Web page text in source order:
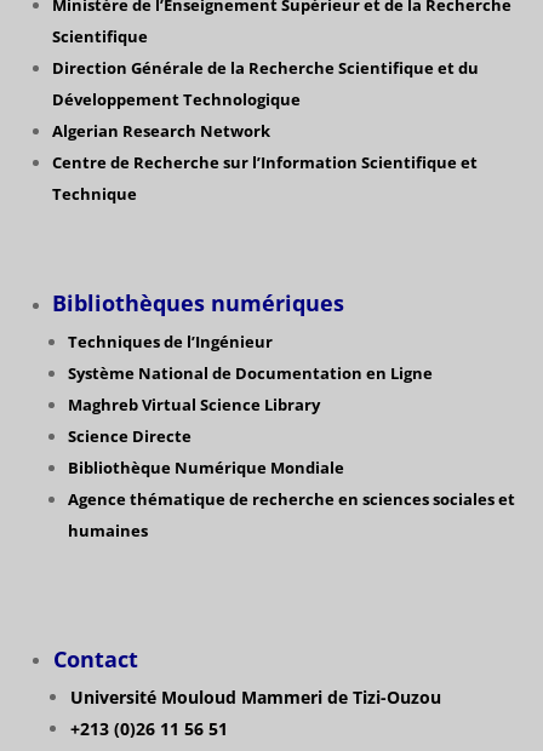
Ministère de l’Enseignement Supérieur et de la Recherche
Scientifique
Direction Générale de la Recherche Scientifiqueet du
Développement Technologique
Algerian Research Network
Centre de Recherche sur l’Information Scientifique et
Technique
Bibliothèques numériques
Techniques de l’Ingénieur
Système National de Documentation en Ligne
Maghreb Virtual Science Library
Science Directe
Bibliothèque Numérique Mondiale
Agence thématique de recherche en sciences sociales et
humaines
Contact
Université Mouloud Mammeri de Tizi-Ouzou
+213 (0)26 11 56 51